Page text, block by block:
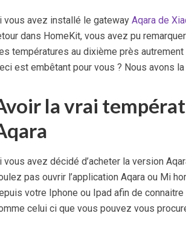
vous avez installé le gateway Aqara de
dans HomeKit, vous avez pu
températures au dixième près autrement
est embêtant pour vous ? Nous avons
la vrai
vous avez décidé d’acheter la version
pas ouvrir l’application Aqara ou Mi
votre Iphone ou Ipad afin de
celui ci que vous pouvez vous